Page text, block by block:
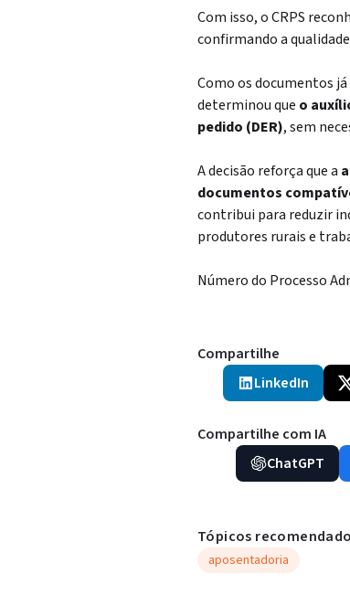
Com isso, o CRPS
confirmando a
Como os documentos
determinou que o
pedido (DER), sem
A decisão reforça que a
documentos
contribui para reduzir
produtores rurais e
Número do Processo
Compartilhe
LinkedIn
Compartilhe com IA
ChatGPT
Tópicos
aposentadoria